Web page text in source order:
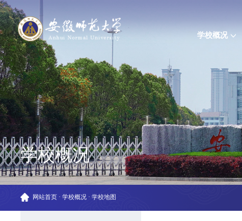
学校概况
学校概况
网站首页 · 学校概况 · 学校地图